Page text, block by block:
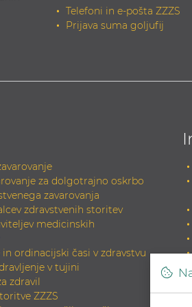
Telefoni in e-pošta ZZZS
Prijava suma goljufij
za dolgotrajno oskrbo
zavarovanja
zdravstvenih storitev
medicinskih
in ordinacijski časi v zdravstvu
v tujini
zdravil
ZZZS